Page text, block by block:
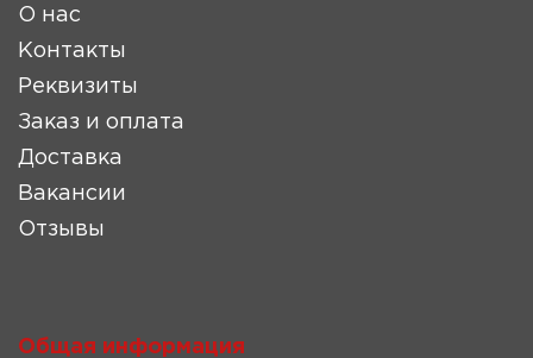
О нас
Контакты
Реквизиты
Заказ и оплата
Доставка
Вакансии
Отзывы
Общая информация